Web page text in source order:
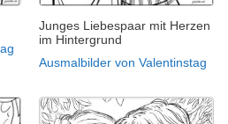
Junges Liebespaar mit Herzen
im Hintergrund
Ausmalbilder von Valentinstag